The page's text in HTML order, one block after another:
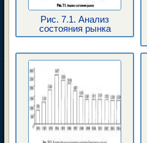
Рис. 7.1. Анализ
состояния рынка